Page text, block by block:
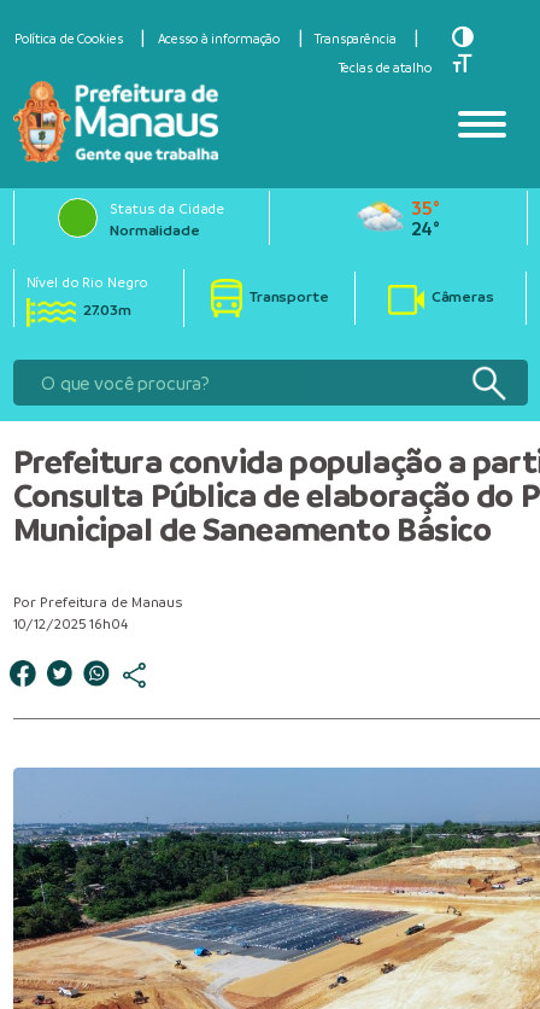
Política de Cookies Acesso à informação
Transparência
Teclas de atalho
Toggle
Toggle
Status da Cidade
Normalidade
35°
24°
Nível do Rio Negro
27.03m
Transporte Câmeras
Prefeitura convida população a
Consulta Pública de elaboração do
Municipal de Saneamento Básico
Por Prefeitura de Manaus
10/12/2025 16h04